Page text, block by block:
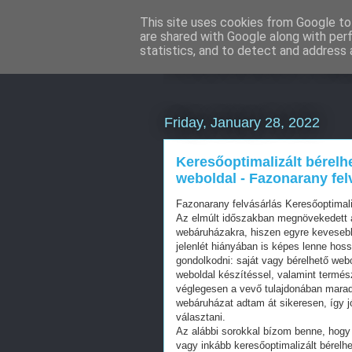
Mercedes
Friday, January 28, 2022
Keresőoptimalizált
weboldal - Fazonarany
Fazonarany felvásárlás
Az elmúlt időszakban
webáruházakra, hiszen egyre
jelenlét hiányában is képes lenne
gondolkodni: saját vagy bérelhető
weboldal készítéssel, valamint
véglegesen a vevő tulajdonában
webáruházat adtam át sikeresen, így
választani.
Az alábbi sorokkal bízom benne,
vagy inkább keresőoptimalizált
This site uses cookies from Google
are shared with Google along with
statistics, and to detect and address